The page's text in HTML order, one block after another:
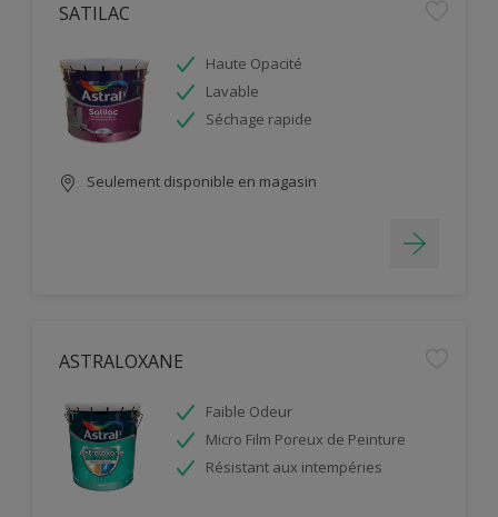
SATILAC
Haute Opacité
Lavable
Séchage rapide
Seulement disponible en magasin
ASTRALOXANE
Faible Odeur
Micro Film Poreux de Peinture
Résistant aux intempéries